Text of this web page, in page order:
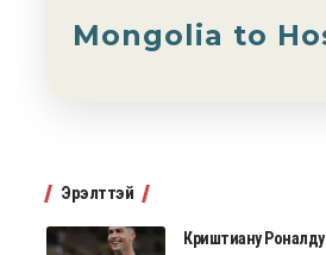
Mongolia to
Эрэлттэй
Криштиану Роналду